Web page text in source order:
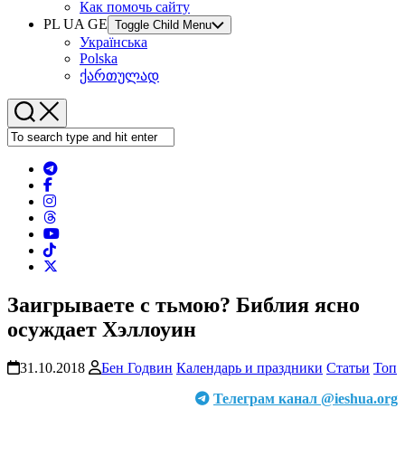
Как помочь сайту
PL UA GE Toggle Child Menu
Українська
Polska
ქართულად
Заигрываете с тьмою? Библия ясно
осуждает Хэллоуин
31.10.2018 Бен Годвин Календарь и праздники Статьи Топ
Телеграм канал @ieshua.org